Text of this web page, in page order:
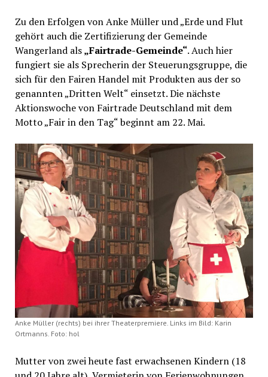
Zu den Erfolgen von Anke Müller und „Erde und Flut
gehört auch die Zertifizierung der Gemeinde
Wangerland als„Fairtrade-Gemeinde“. Auch hier
fungiert sie als Sprecherin der Steuerungsgruppe, die
sich für den Fairen Handel mit Produkten aus der so
genannten „Dritten Welt“ einsetzt. Die nächste
Aktionswoche von Fairtrade Deutschland mit dem
Motto „Fair in den Tag“ beginnt am 22. Mai.
Anke Müller (rechts) bei ihrer Theaterpremiere. Links im Bild: Karin
Ortmanns. Foto: hol
Mutter von zwei heute fast erwachsenen Kindern (18